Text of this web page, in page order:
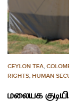
CEYLON TEA,
RIGHTS, HUMAN
மலையக